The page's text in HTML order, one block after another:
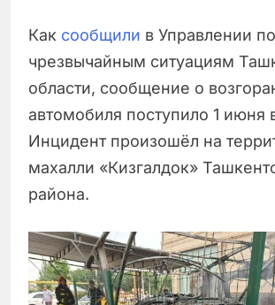
Как сообщили в Управлении по
чрезвычайным ситуациям
области, сообщение о
автомобиля поступило 1 июня
Инцидент произошёл на
махалли «Кизгалдок»
района.